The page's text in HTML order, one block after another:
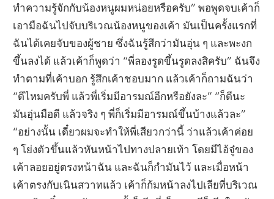
ทำความรู้จักกับน้องหนูผมหน่อยหรือครับ” พอพูดจบเค้าก็
เอามือฉันไปจับบริเวณน้องหนูของเค้า มันเป็นครั้งแรกที่
ฉันได้เคยจับของผู้ชาย ซึ่งฉันรู้สึกว่ามันอุ่น ๆ และพะงก
ขึ้นลงได้ แล้วเค้าก็พูดว่า “พี่ลองรูดขึ้นรูดลงสิครับ” ฉันจึง
ทำตามที่เค้าบอก รู้สึกเค้าชอบมาก แล้วเค้าก็ถามฉันว่า
“ดีไหมครับพี่ แล้วพี่เริ่มมีอารมณ์อีกหรือยังละ” “ก็ดีนะ
มันอุ่นมือดี แล้วจริง ๆ พี่ก็เริ่มมีอารมณ์ขึ้นบ้างแล้วละ”
“อย่างนั้น เดี๋ยวผมจะทำให้พี่เสียวกว่านี้ ว่าแล้วเค้าค่อย
ๆ โย่งตัวขึ้นแล้วหันหน้าไปทางปลายเท้า โดยมีไอ้จู๋ของ
เค้าลอยอยู่ตรงหน้าฉัน และฉันก็กำมันไว้ และเมื่อหน้า
เค้าตรงกับเนินสวาทแล้ว เค้าก็ก้มหน้าลงไปเลียที่บริเวณ